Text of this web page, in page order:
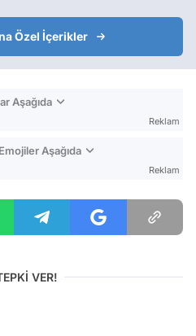
Özel İçerikler
Aşağıda
Reklam
Aşağıda
Reklam
VER!